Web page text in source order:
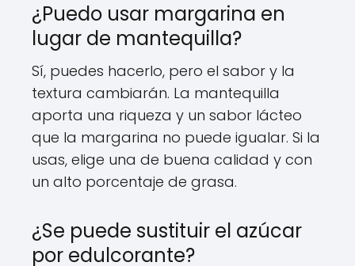
¿Puedo usar margarina en
lugar de mantequilla?
Sí, puedes hacerlo, pero el sabor y la
textura cambiarán. La mantequilla
aporta una riqueza y un sabor lácteo
que la margarina no puede igualar. Si la
usas, elige una de buena calidad y con
un alto porcentaje de grasa.
¿Se puede sustituir el azúcar
por edulcorante?